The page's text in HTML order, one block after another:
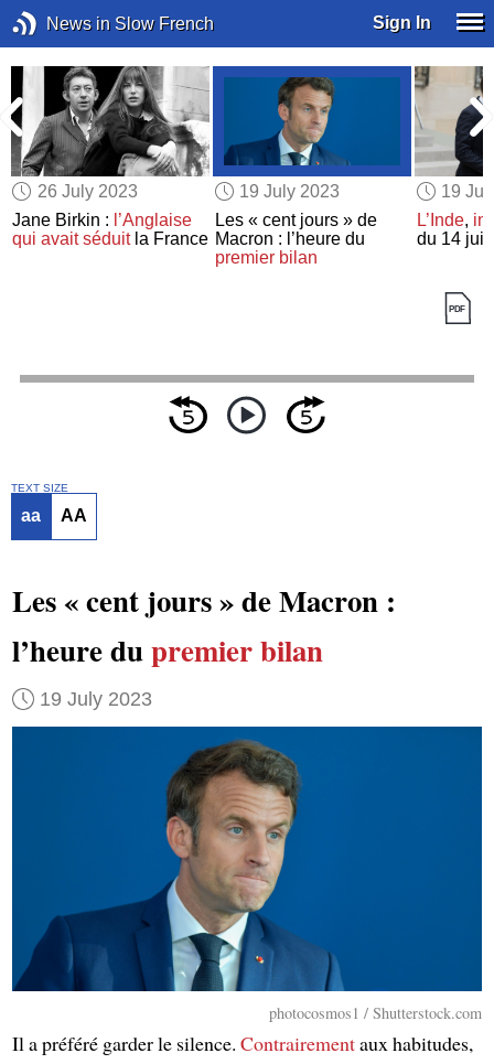
News in Slow French Sign In
26 July 2023
Jane Birkin : l’Anglaise
qui avait séduitla France
19 July 2023
Les « cent jours » de
Macron : l’heure du
premier bilan
19
L’Inde,
du 14
TEXT SIZE
aa AA
Les « cent jours » de Macron :
l’heure dupremier bilan
19 July 2023
photocosmos1 / Shutterstock.com
Il a préféré garder le silence. Contrairementaux habitudes,